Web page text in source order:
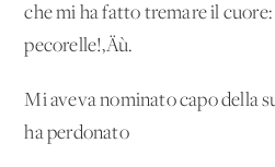
che mi ha fatto tremare il cuore:
pecorelle!‚Äù.
Mi aveva nominato capo della
ha perdonato